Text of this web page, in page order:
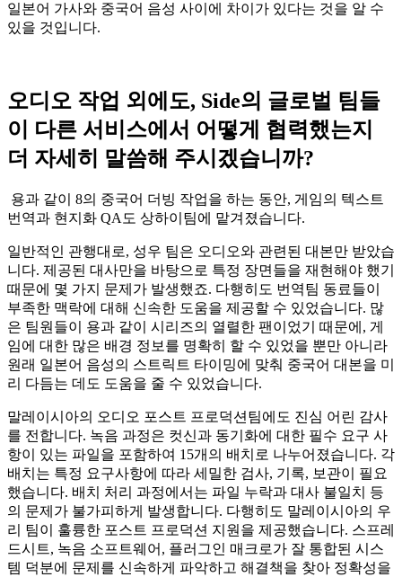
일본어 가사와 중국어 음성 사이에 차이가 있다는 것을 알 수
있을 것입니다.
오디오 작업 외에도, Side의 글로벌 팀들
이 다른 서비스에서 어떻게 협력했는지
더 자세히 말씀해 주시겠습니까?
용과 같이 8의 중국어 더빙 작업을 하는 동안, 게임의 텍스트
번역과 현지화 QA도 상하이팀에 맡겨졌습니다.
일반적인 관행대로, 성우 팀은 오디오와 관련된 대본만 받았습
니다. 제공된 대사만을 바탕으로 특정 장면들을 재현해야 했기
때문에 몇 가지 문제가 발생했죠. 다행히도 번역팀 동료들이
부족한 맥락에 대해 신속한 도움을 제공할 수 있었습니다. 많
은 팀원들이 용과 같이 시리즈의 열렬한 팬이었기 때문에, 게
임에 대한 많은 배경 정보를 명확히 할 수 있었을 뿐만 아니라
원래 일본어 음성의 스트릭트 타이밍에 맞춰 중국어 대본을 미
리 다듬는 데도 도움을 줄 수 있었습니다.
말레이시아의 오디오 포스트 프로덕션팀에도 진심 어린 감사
를 전합니다. 녹음 과정은 컷신과 동기화에 대한 필수 요구 사
항이 있는 파일을 포함하여 15개의 배치로 나누어졌습니다. 각
배치는 특정 요구사항에 따라 세밀한 검사, 기록, 보관이 필요
했습니다. 배치 처리 과정에서는 파일 누락과 대사 불일치 등
의 문제가 불가피하게 발생합니다. 다행히도 말레이시아의 우
리 팀이 훌륭한 포스트 프로덕션 지원을 제공했습니다. 스프레
드시트, 녹음 소프트웨어, 플러그인 매크로가 잘 통합된 시스
템 덕분에 문제를 신속하게 파악하고 해결책을 찾아 정확성을